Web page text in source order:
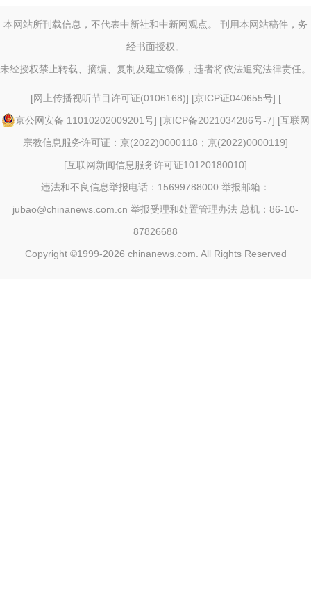
本网站所刊载信息，不代表中新社和中新网观点。 刊用本网站稿件，务
经书面授权。
未经授权禁止转载、摘编、复制及建立镜像，违者将依法追究法律责任。
[网上传播视听节目许可证(0106168)] [京ICP证040655号] [
京公网安备 11010202009201号] [京ICP备2021034286号-7] [互联网
宗教信息服务许可证：京(2022)0000118；京(2022)0000119]
[互联网新闻信息服务许可证10120180010]
违法和不良信息举报电话：15699788000 举报邮箱：
jubao@chinanews.com.cn 举报受理和处置管理办法 总机：86-10-
87826688
Copyright ©1999-2026 chinanews.com. All Rights Reserved